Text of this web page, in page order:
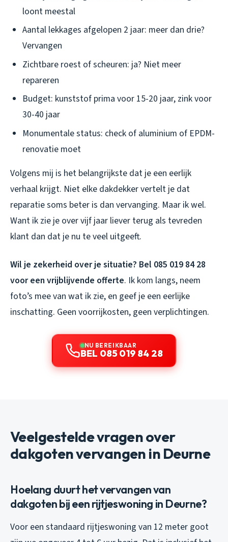
loont meestal
Aantal lekkages afgelopen 2 jaar: meer dan drie?
Vervangen
Zichtbare roest of scheuren: ja? Niet meer
repareren
Budget: kunststof prima voor 15-20 jaar, zink voor
30-40 jaar
Monumentale status: check of aluminium of EPDM-
renovatie moet
Volgens mij is het belangrijkste dat je een eerlijk
verhaal krijgt. Niet elke dakdekker vertelt je dat
reparatie soms beter is dan vervanging. Maar ik wel.
Want ik zie je over vijf jaar liever terug als tevreden
klant dan dat je nu te veel uitgeeft.
Wil je zekerheid over je situatie? Bel 085 019 84 28
voor een vrijblijvende offerte. Ik kom langs, neem
foto’s mee van wat ik zie, en geef je een eerlijke
inschatting. Geen voorrijkosten, geen verplichtingen.
NU BEREIKBAAR
BEL 085 019 84 28
Veelgestelde vragen over
dakgoten vervangen in Deurne
Hoelang duurt het vervangen van
dakgoten bij een rijtjeswoning in Deurne?
Voor een standaard rijtjeswoning van 12 meter goot